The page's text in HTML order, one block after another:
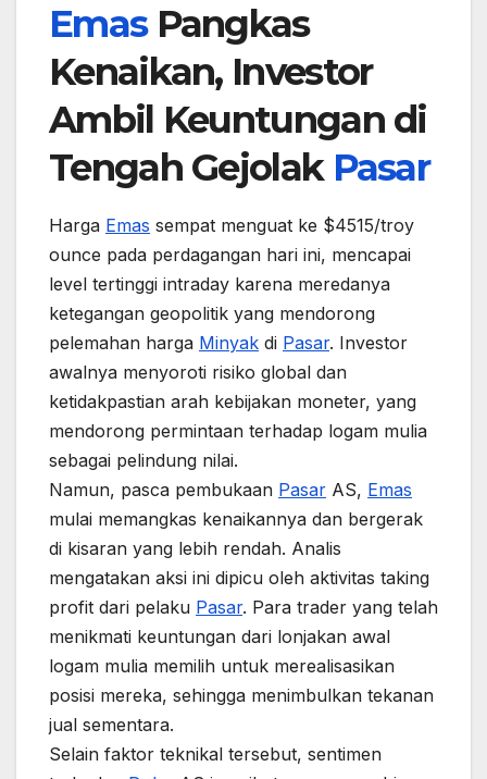
EmasPangkas
Kenaikan, Investor
Ambil Keuntungan di
Tengah Gejolak Pasar
Harga Emas sempat menguat ke $4515/troy
ounce pada perdagangan hari ini, mencapai
level tertinggi intraday karena meredanya
ketegangan geopolitik yang mendorong
pelemahan harga Minyak di Pasar. Investor
awalnya menyoroti risiko global dan
ketidakpastian arah kebijakan moneter, yang
mendorong permintaan terhadap logam mulia
sebagai pelindung nilai.
Namun, pasca pembukaan Pasar AS, Emas
mulai memangkas kenaikannya dan bergerak
di kisaran yang lebih rendah. Analis
mengatakan aksi ini dipicu oleh aktivitas taking
profit dari pelaku Pasar. Para trader yang telah
menikmati keuntungan dari lonjakan awal
logam mulia memilih untuk merealisasikan
posisi mereka, sehingga menimbulkan tekanan
jual sementara.
Selain faktor teknikal tersebut, sentimen